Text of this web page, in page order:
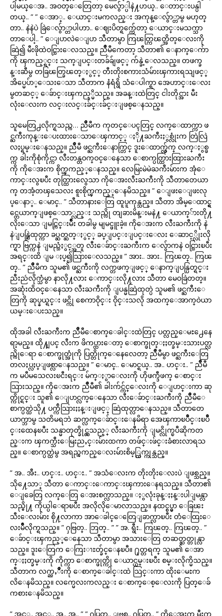
ပါ့မယ္ေအ.. အဝတ္ေတြေတာ့ မေလွ်ာ္ပါနဲ႔ဟယ္.. ေတာင္းပန္ပါ
တယ္.. ” ” ေအာ္.. ေယာင္းမကလည္း အကုန္ေလွ်ာ္တာမွ မဟုတ္
တာ.. နဲနဲပဲ ခြဲေလွ်ာ္တာပါဟာ.. ေဈးပိတ္ရက္က်ေတာ့ ေယာင္းမသက္သာ
တာေပါ့.. ” ေျပာလဲေျပာ သီတာမွာ ကြၽတ္ကြၽတ္အိတ္ေလးကို
ဆြဲ၍ မီးဖိုထဲဝင္သြားေလသည္။ ညိဳမီကေတာ့ သီတာ၏ ေနာက္ေက်ာ
ကို ၾကည့္ရင္း သက္ျပင္းတခ်ခ်ျဖင့္ က်န္ခဲ့ေလသည္။ တဖက္ခ
န္းဆီမွ တခြၽတ္ခြၽတ္ႏွင့္ တီးတိုးစကားသံမ်ားၾကားရသျဖင့္
အိပ္မေပ်ာ္ေသးေသာ သီတာက နံရံရွိ သံေပါက္ရာ အေဟာင္းေလး
မွတဆင့္ ေခ်ာင္းၾကည့္မိသည္။ အခန္းထဲတြင္ ငါးတိုင္အား မီး
လုံးေလးက လင္းလင္းခ်င္းခ်င္းျဖစ္ေနသည္။
သူမေတြ႕လိုက္ရသည္က… ညိဳမီက ကုတင္ေပၚတြင္ လက္ေထာက္ကာ ဖ
င္ႀကီးကုန္းေပးထားေသာေၾကာင့္ ႏို႔ႀကီးႏွစ္လုံးက တြဲလြဲ
လႈပ္ရမ္းေနသည္။ ညိဳမီ ဖင္ႀကီးေနာက္တြင္ ဒူးေထာက္လွ်က္ လက္ႏွစ္ဖ
က္က ခါးကိုစုံကိုင္ကာ လီးတန္တဝက္ဝင္ေနေသာ ေစာက္ပတ္ထြားထြားႀကီး
ကို ကိုေအးက စိုက္ၾကည့္ေနသည္။ လေမြးမဲမဲႀကီးမ်ားက အုံေ
ကာင္းလွၿပီး တုတ္ထြားလွေသာ ကိုေအးလီးႀကီးကို သီတာတေယာ
က္ တအံ့တၾသေလး စူးစိုက္ၾကည့္ေနမိသည္။ ” ေျဖးေျဖးလု
ပ္ေနာ္.. ေမာင္.. ” သီတာနားေတြ ထူပူကုန္သည္။ သီတာ အိမ္ေထာင္ရွ
င္တေယာက္ျဖစ္ေသာ္လည္း သည္လို တျခားမိန္းမနဲ႔ ေယာက္်ားတို႔
လိုးေသာ ျမင္ကြင္းမ်ိဳး တခါမွ မျမင္ဖူးခဲ့။ ကိုေအးက လီးႀကီးကို နဲ
နဲျပန္ဆြဲထုတ္ကာ ခပ္ဆတ္ဆတ္ႏွင့္ ခပ္ျပင္းျပင္းေလး ေဆာင့္လိုးလို
က္ရာ ဗြက္ကနဲ ျမည္သံႏွင့္အတူ လီးေခ်ာင္းႀကီးက ေလွ်ာကနဲ ဝင္သြားၿပီး
အရင္းထိ ျမ ႈပ္၍သြားေလသည္။ ” အား.. အား.. ကြၽတ္.. ကြၽ
တ္.. ” ညိဳမီက သူမ၏ ဖင္ႀကီးကို လက္တဖက္ျဖင့္ ေနာက္ျပန္ပြတ္ရင္း
ညီးညဴလိုက္သံမွာ နာလို႔လား ေကာင္းလို႔လား သီတာ မေဝခြဲတတ္။
အဆုံးထိဝင္ေနေသာ လီးႀကီးကို ျပန္မဆြဲထုတ္ပဲ သူမ၏ ဖင္ႀကီးေ
တြကို ဆုပ္နယ္ရင္း ဖင္ကို စေကာဝိုင္း ဝိုင္းသလို အထက္ေအာက္ဝဲယာ
ယမ္းေပးသည္။
ထိုအခါ လီးႀကီးက ညိဳမီေစာက္ေခါင္းထဲတြင္ ပတ္လည္ေမႊ႕ေနေ
ရာ့မည္။ ထို႔ျပင္ လီးက ဖိကပ္ထားေတာ့ ေစာက္ဖုတ္ႏႈတ္ခမ္းသားပတ္လ
ည္ကိုေရာ ေစာက္ဖုတ္အုံကို ပြတ္တိုက္ေနေလေတာ့ ညိဳမီမွာ ဖင္ႀကီးေတြ
တလႈပ္လႈပ္ျဖစ္လာေနသည္။ ” ေမာင္.. ေမာင္ရယ္.. အ.. ဟင္း.. ” ညိဳမီ
က မပီမသေလးၿငီးရင္း မ်က္ႏွာေလးကို ဟိုဖက္ဒီဖက္ ေစာင္း
သြားသည္။ ကိုေအးက ညိဳမီ၏ ခါးက်င္က်င္ေလးကို ေျပာင္းကာ ဆု
တ္ကိုင္ရင္း သူ၏ ေျပာင္လက္ေနေသာ လီးေခ်ာင္းႀကီးကို ညိဳမီေ
စာက္ပတ္ထဲသို႔ ပက္က်ိသြားႏႈန္းျဖင့္ ဆြဲထုတ္လာေနသည္။ သီတာတေ
ယာက္ဘာမွ သတိမရဘဲ ဆက္လက္ေခ်ာင္းေနမိရာ အေၾကာၿပိဳင္းၿပိဳ
င္းထေနၿပီး သန္မာတုတ္ခိုင္လွသည့္ လီးႀကီးကို ျမင္လိုက္ၿပီဆိုကတ
ည္းက ၾကက္သီးေမြးညႇင္းမ်ားထကာ တဖ်င္းဖ်င္းခံစားလာရသ
ည္။ ေစာက္ပတ္ထဲမွ အရည္ၾကည္ေလးမ်ားစိမ့္ထြက္ကုန္သည္။
” အ.. အီး.. ဟင္း.. ဟင္း.. ” အသံေလးက တိုးတိုးေလးပဲ ျဖစ္သည္။
သို႔ေသာ္ သီတာ ေကာင္းေကာင္းၾကားေနရသည္။ သီတာ၏
ေျခေတြ လက္ေတြ ေအးစက္လာသည္။ ႏွလုံးခုန္ႏႈန္းပါျမန္လာ
သည္မို႔ ကိုယ္ပါေရာၿပီး အလိုလိုေမာလာသည္။ နထင္စပ္မွာ ေခြၽး
သီးေလးမ်ား စို႔လာကာ အာေခါင္ေတြေျခာက္လာၿပီး တံေထြးေ
လးမ်ိဳလိုက္ရသည္။ ” ႁဗြတ္.. ဘြတ္.. ” ” အ. ရွီး.. ကြၽတ္.. ကြၽတ္.. ”
ေခ်ာင္းၾကည့္ေနေသာ သီတာမွာ အသားေတြ တဆတ္ဆတ္တုန္လာ
သည္။ ဒူးေတြက ေကြးၫႊတ္ခ်င္ေနၿပီ။ ႐ုတ္တရက္ သူမ၏ ေအာ
က္ႏႈတ္ခမ္းကို ကိုက္ကာ ေစာက္ဖုတ္ကို ေယာင္ယမ္းၿပီး စမ္းလိုက္မိသည္။
သီတာက လက္ညႇိဳးကို ေစာက္ေခါင္းထဲ သြင္းကာ ထိုးေမႊက
လိေနမိသည္။ လက္မေလးကလည္း ေစာက္ေစ့ေလးကို ပြတ္ေခ်
ကစားေနမိသည္။
” အင့္.. အင့္.. အ.. အ.. ” ” ႁပြတ္.. ျဗစ္.. ႁပြတ္.. ” ကိုေအးက မီးကု